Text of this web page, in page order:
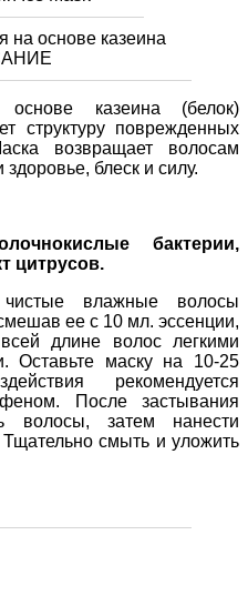
основе казеина
казеина (белок)
структуру поврежденных
возвращает волосам
блеск и силу.
бактерии,
цитрусов.
влажные волосы
ее с 10 мл. эссенции,
длине волос легкими
Оставьте маску на 10-25
рекомендуется
После застывания
волосы, затем нанести
смыть и уложить